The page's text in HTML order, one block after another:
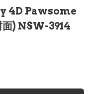
4D Pawsome
) NSW-3914